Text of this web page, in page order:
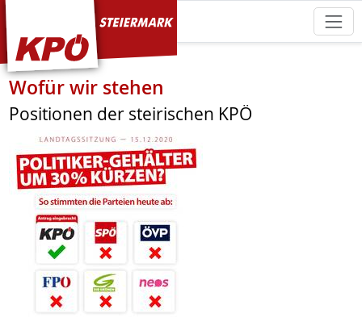
KPÖ Steiermark
Wofür wir stehen
Positionen der steirischen KPÖ